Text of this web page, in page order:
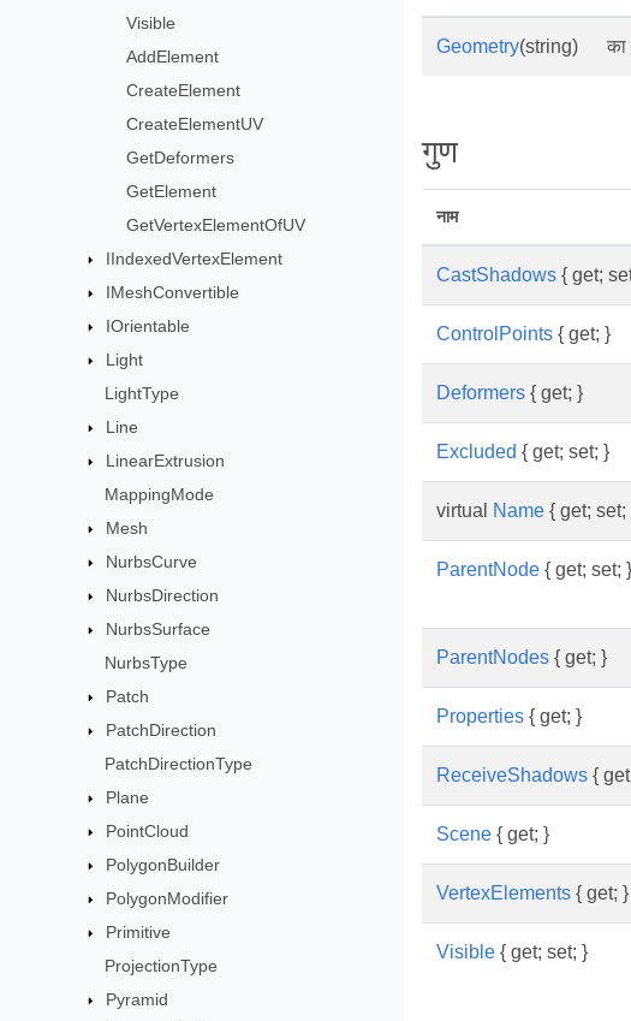
Visible
AddElement
CreateElement
CreateElementUV
GetDeformers
GetElement
GetVertexElementOfUV
IIndexedVertexElement
IMeshConvertible
IOrientable
Light
LightType
Line
LinearExtrusion
MappingMode
Mesh
NurbsCurve
NurbsDirection
NurbsSurface
NurbsType
Patch
PatchDirection
PatchDirectionType
Plane
PointCloud
PolygonBuilder
PolygonModifier
Primitive
ProjectionType
Pyramid
Geometry(string) का
गुण
नाम
CastShadows { get;
ControlPoints { get; }
Deformers { get; }
Excluded { get; set; }
virtual Name { get; set;
ParentNode { get; set; }
ParentNodes { get; }
Properties { get; }
ReceiveShadows {
Scene { get; }
VertexElements { get; }
Visible { get; set; }